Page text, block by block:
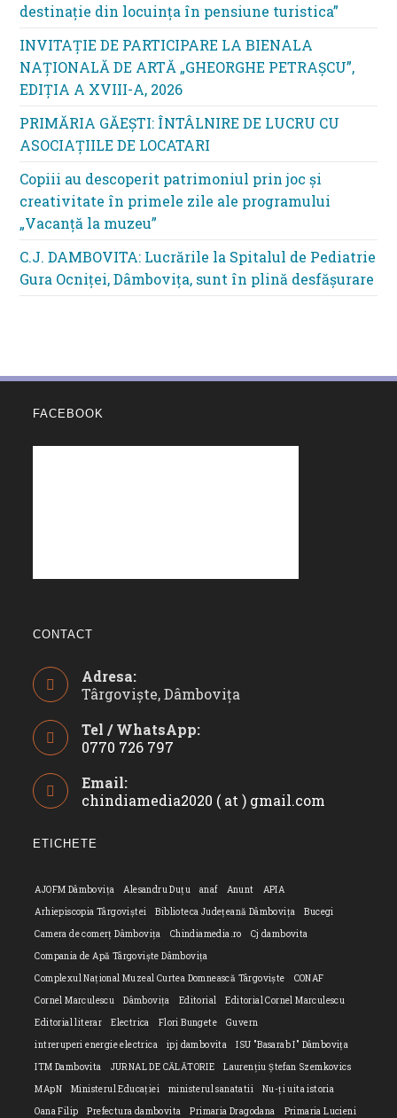
destinație din locuința în pensiune turistica”
INVITAȚIE DE PARTICIPARE LA BIENALA
NAȚIONALĂ DE ARTĂ „GHEORGHE PETRAȘCU”,
EDIŢIA A XVIII-A, 2026
PRIMĂRIA GĂEȘTI: ÎNTÂLNIRE DE LUCRU CU
ASOCIAȚIILE DE LOCATARI
Copiii au descoperit patrimoniul prin joc și
creativitate în primele zile ale programului
„Vacanță la muzeu”
C.J. DAMBOVITA: Lucrările la Spitalul de Pediatrie
Gura Ocniței, Dâmbovița, sunt în plină desfășurare
FACEBOOK
CONTACT
Adresa:
Târgoviște, Dâmbovița
Tel / WhatsApp:
0770 726 797
in
your
Email:
chindiamedia2020 ( at ) gmail.com
ETICHETE
AJOFM Dâmbovița Alesandru Duțu anaf Anunt
APIA
Arhiepiscopia Târgoviștei
Biblioteca Județeană Dâmbovița
Bucegi
Camera de comerț Dâmbovița
Chindiamedia.ro
Cj dambovita
Compania de Apă Târgoviște Dâmbovița
Complexul Național Muzeal Curtea Domnească Târgoviște
CONAF
Cornel Marculescu
Dâmbovița Editorial
Editorial Cornel Marculescu
Editorial literar
Electrica Flori Bungete
Guvern
intreruperi energie electrica
ipj dambovita
ISU "Basarab I" Dâmbovița
ITM Dambovita
JURNAL DE CĂLĂTORIE
Laurențiu Ștefan Szemkovics
MApN
Ministerul Educației ministerul sanatatii
Nu-ți uita istoria
Oana Filip
Prefectura dambovita Primaria Dragodana Primaria Lucieni